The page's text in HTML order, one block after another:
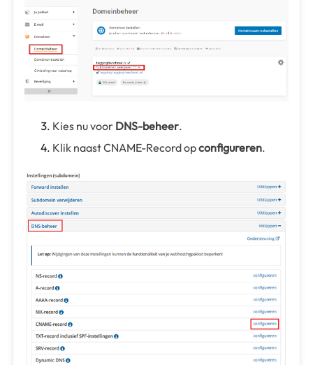
Kies nu voor DNS-beheer.
Klik naast CNAME-Record opconfigureren.